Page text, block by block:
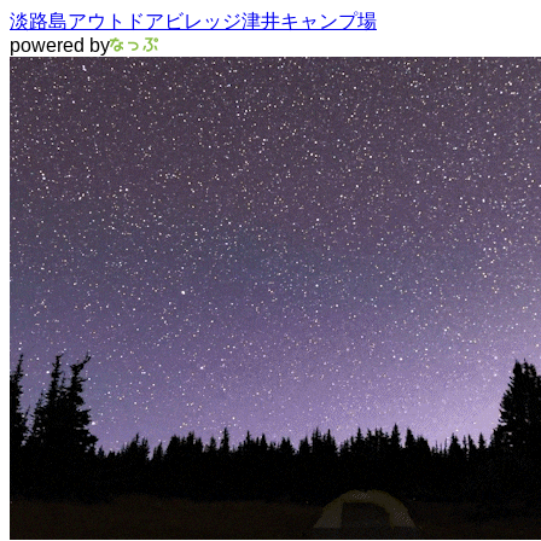
淡路島アウトドアビレッジ津井キャンプ場
powered by